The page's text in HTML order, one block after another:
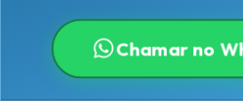
Chamar no